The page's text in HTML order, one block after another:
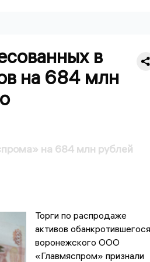
в
на 684 млн
на 684 млн рублей
Торги по распродаже
активов обанкротившегося
воронежского ООО
«Главмяспром» признали